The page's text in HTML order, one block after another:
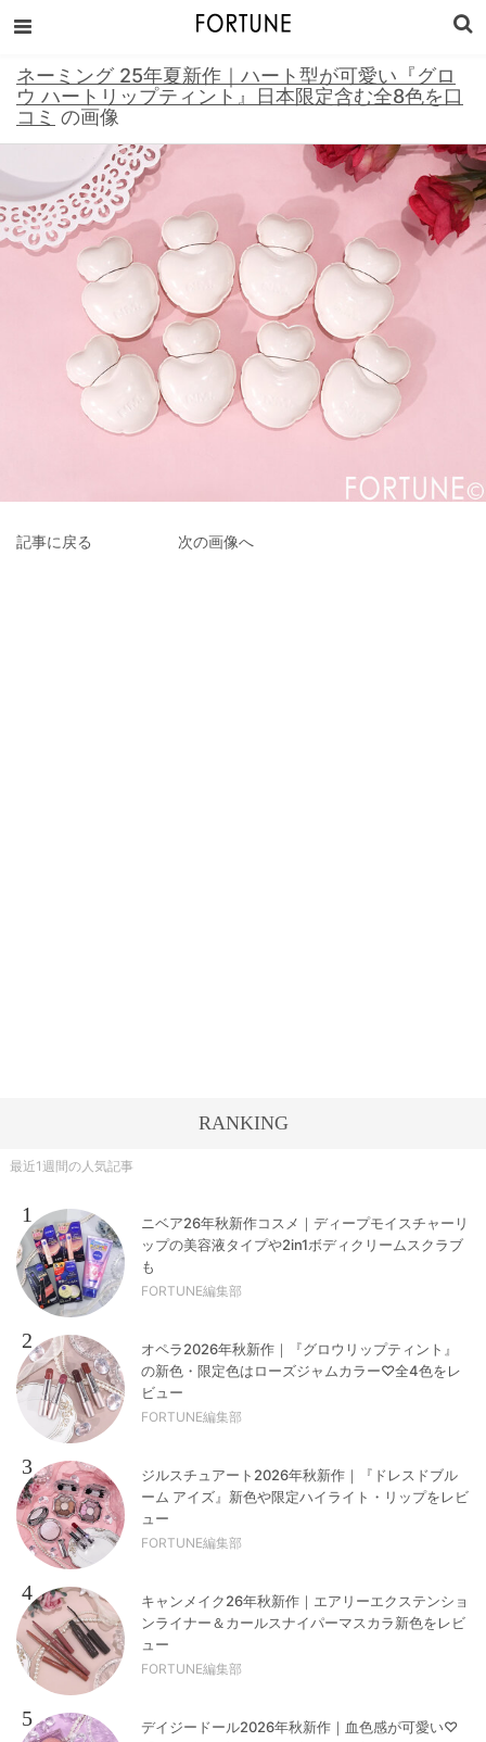
ネーミング 25年夏新作｜ハート型が可愛い『グロ
ウ ハートリップティント』日本限定含む全8色を口
コミ の画像
記事に戻る 次の画像へ
RANKING
最近1週間の人気記事
1
ニベア26年秋新作コスメ｜ディープモイスチャーリ
ップの美容液タイプや2in1ボディクリームスクラブ
も
FORTUNE編集部
2
オペラ2026年秋新作｜『グロウリップティント』
の新色・限定色はローズジャムカラー♡全4色をレ
ビュー
FORTUNE編集部
3
ジルスチュアート2026年秋新作｜『ドレスドブル
ーム アイズ』新色や限定ハイライト・リップをレビ
ュー
FORTUNE編集部
4
キャンメイク26年秋新作｜エアリーエクステンショ
ンライナー＆カールスナイパーマスカラ新色をレビ
ュー
FORTUNE編集部
5
デイジードール2026年秋新作｜血色感が可愛い♡